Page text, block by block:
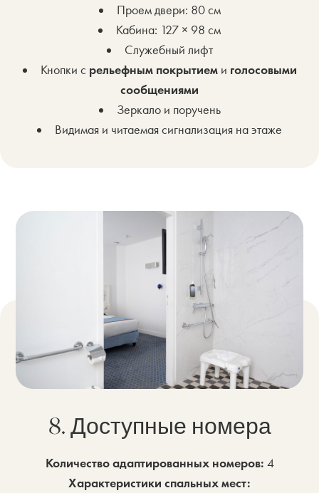
Проем двери: 80 см
Кабина: 127 × 98 см
Служебный лифт
Кнопки с рельефным покрытиеми голосовыми
сообщениями
Зеркало и поручень
Видимая и читаемая сигнализация на этаже
8. Доступные номера
Количество адаптированных номеров: 4
Характеристики спальных мест: